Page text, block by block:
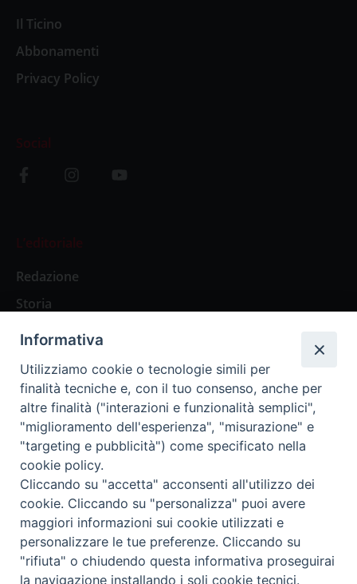
Il Ticino
Abbonamenti
Privacy Policy
Social
L’editoriale
Redazione
Storia
Abbonamenti
Abbonamento Annuale Digitale
Abbonamento Annuale Cartaceo
Abbonamento Singola Copia Digitale
Redazione: Pavia, Piazza Duomo 11 - tel. 0382.24736 -
amministrazione@ilticino.it - repossi@ilticino.it - P.
Informativa
Utilizziamo cookie o tecnologie simili per
finalità tecniche e, con il tuo consenso, anche per
altre finalità ("interazioni e funzionalità semplici",
"miglioramento dell'esperienza", "misurazione" e
"targeting e pubblicità") come specificato nella
cookie policy.
Cliccando su "accetta" acconsenti all'utilizzo dei
cookie. Cliccando su "personalizza" puoi avere
maggiori informazioni sui cookie utilizzati e
personalizzare le tue preferenze. Cliccando su
"rifiuta" o chiudendo questa informativa proseguirai
la navigazione installando i soli cookie tecnici.